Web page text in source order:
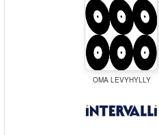
OMA LEVYHYLLY